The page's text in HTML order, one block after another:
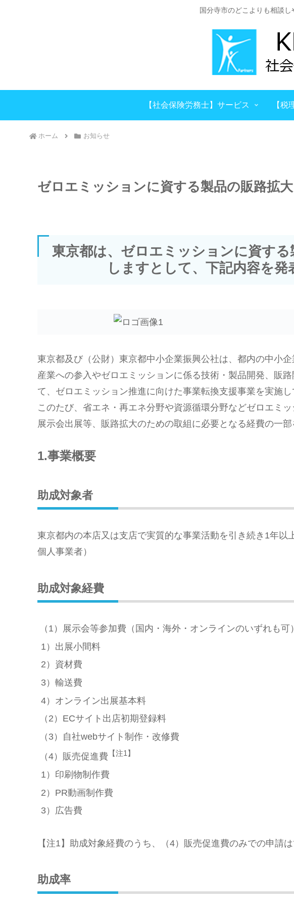
国分寺市のどこよりも相談
【社会保険労務士】サービス 【税
ホーム お知らせ
ゼロエミッションに資する製品の販路拡
東京都は、ゼロエミッションに資す
しますとして、下記内容を発
東京都及び（公財）東京都中小企業振興公社は、都内の中小
産業への参入やゼロエミッションに係る技術・製品開発、販
て、ゼロエミッション推進に向けた事業転換支援事業を実施し
このたび、省エネ・再エネ分野や資源循環分野などゼロエミ
展示会出展等、販路拡大のための取組に必要となる経費の一部
1.事業概要
助成対象者
東京都内の本店又は支店で実質的な事業活動を引き続き1年以
個人事業者）
助成対象経費
（1）展示会等参加費（国内・海外・オンラインのいずれも可）
1）出展小間料
2）資材費
3）輸送費
4）オンライン出展基本料
（2）ECサイト出店初期登録料
（3）自社webサイト制作・改修費
（4）販売促進費 【注1】
1）印刷物制作費
2）PR動画制作費
3）広告費
【注1】助成対象経費のうち、（4）販売促進費のみでの申請は
助成率